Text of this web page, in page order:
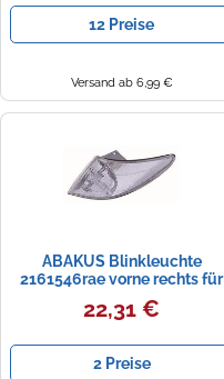
12 Preise
Versand ab 6,99 €
ABAKUS Blinkleuchte
2161546rae vorne rechts für
MAZDA
22,31 €
2 Preise